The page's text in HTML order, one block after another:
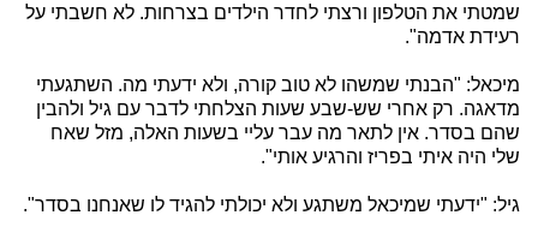
שמטתי את הטלפון ורצתי לחדר הילדים בצרחות. לא חשבתי על
רעידת אדמה".
מיכאל: "הבנתי שמשהו לא טוב קורה, ולא ידעתי מה. השתגעתי
מדאגה. רק אחרי שש-שבע שעות הצלחתי לדבר עם גיל ולהבין
שהם בסדר. אין לתאר מה עבר עליי בשעות האלה, מזל שאח
שלי היה איתי בפריז והרגיע אותי".
גיל: "ידעתי שמיכאל משתגע ולא יכולתי להגיד לו שאנחנו בסדר".